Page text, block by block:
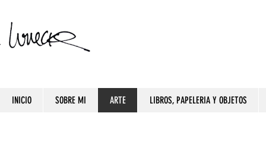
INICIO SOBRE MI ARTE LIBROS, PAPELERIA Y OBJETOS